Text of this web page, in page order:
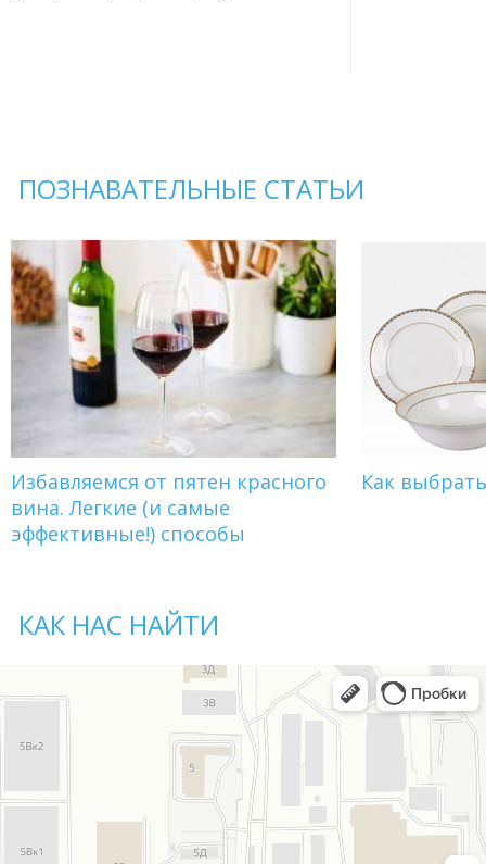
ПОЗНАВАТЕЛЬНЫЕ СТАТЬИ
Избавляемся от пятен красного
вина. Легкие (и самые
эффективные!) способы
Как
КАК НАС НАЙТИ